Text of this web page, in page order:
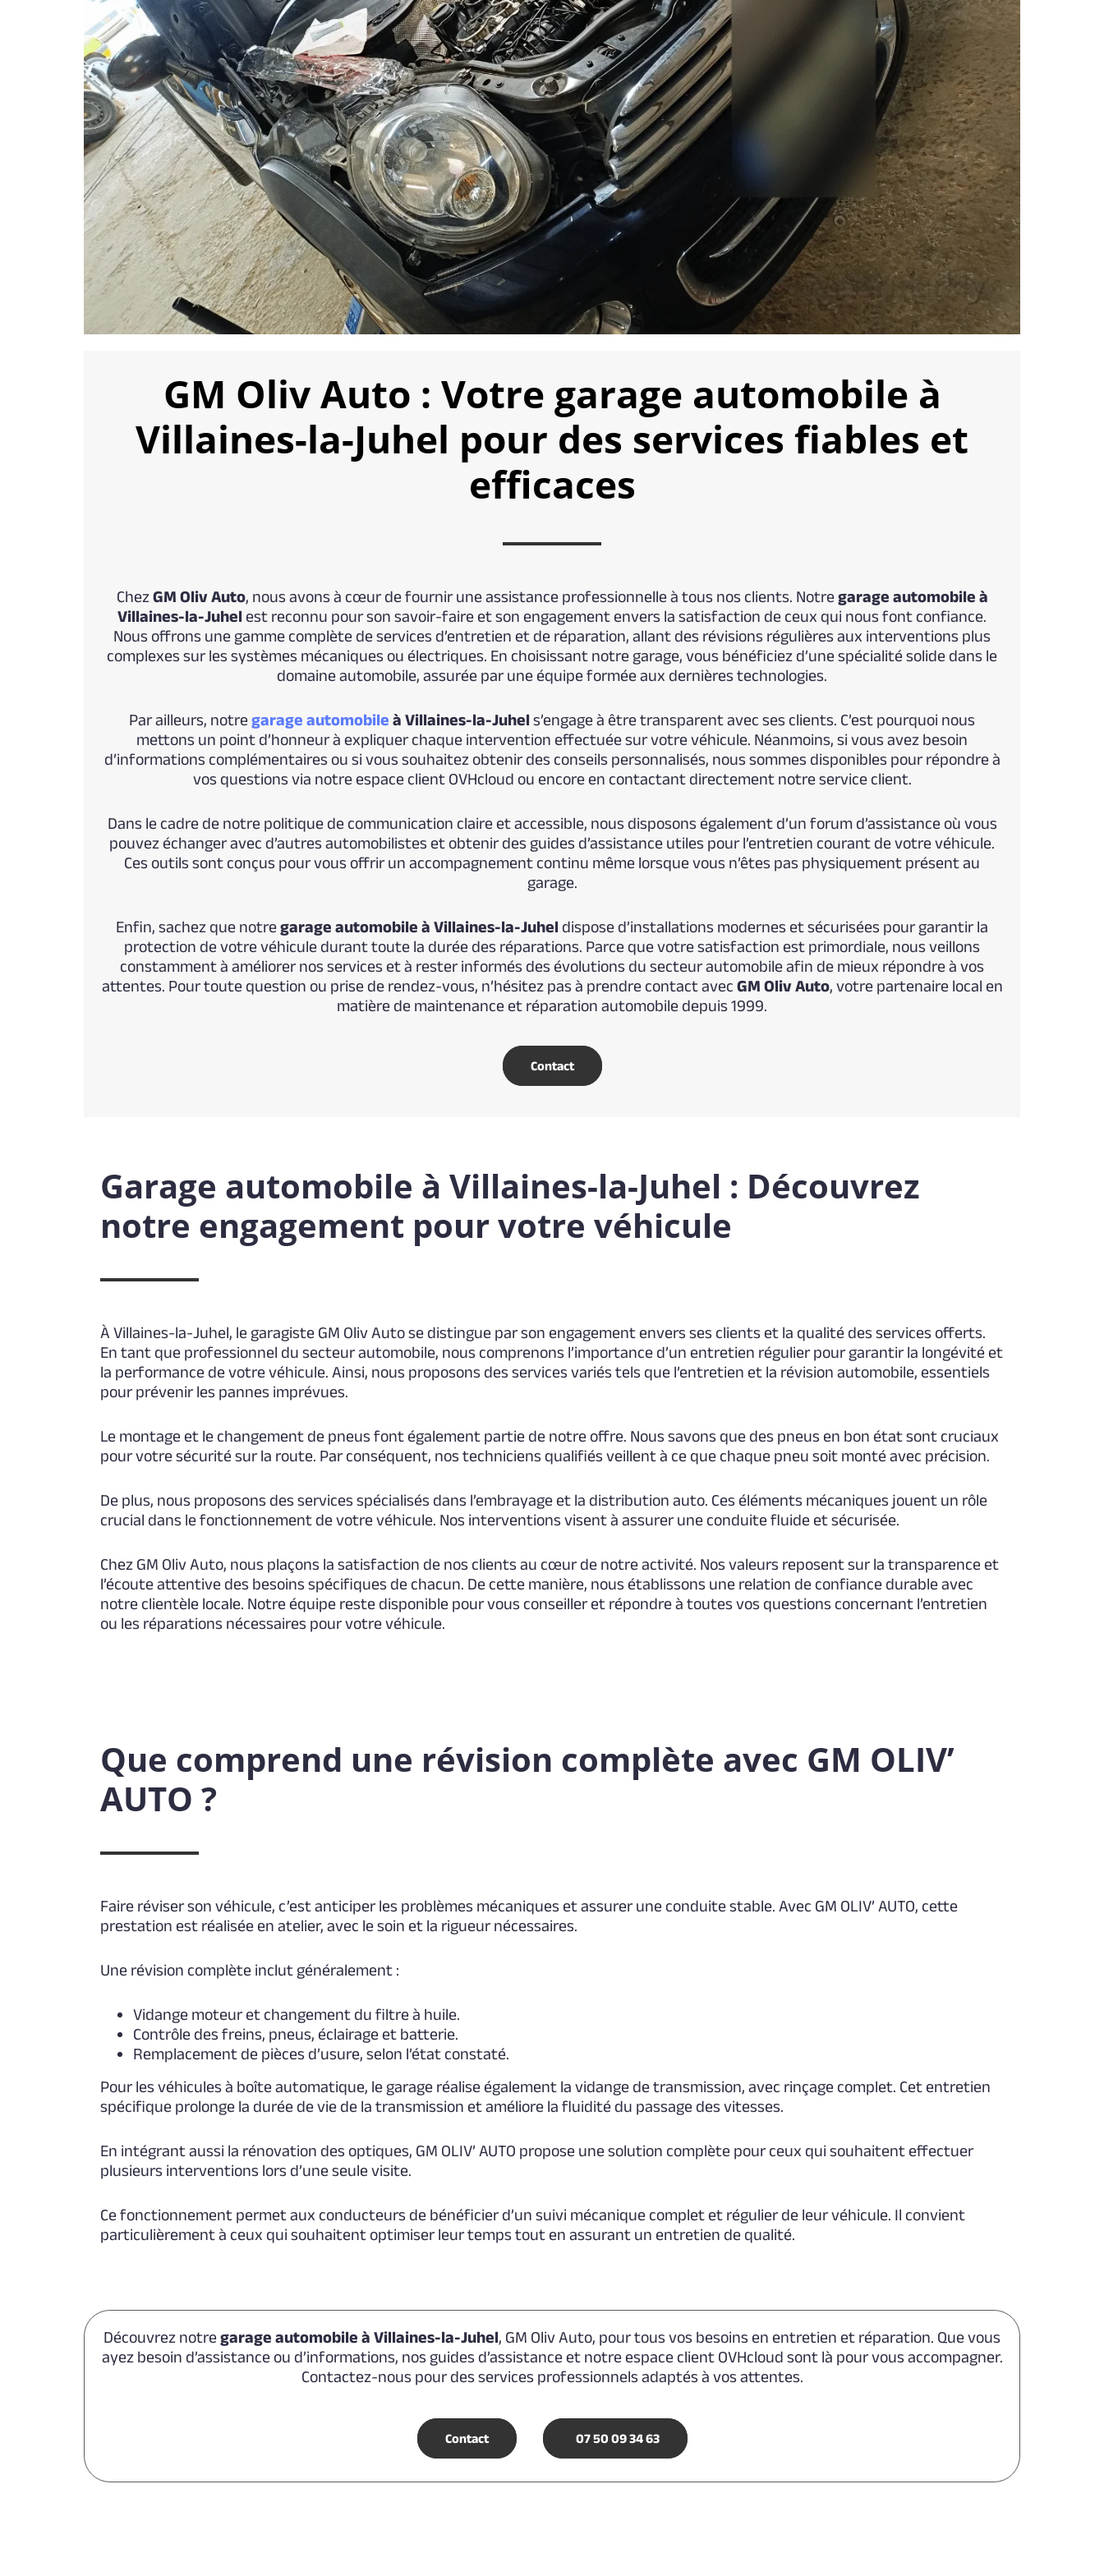
GM Oliv Auto : Votre garage automobile à
Villaines-la-Juhel pour des services fiables et
efficaces
ChezGM Oliv Auto, nous avons à cœur de fournir une assistance professionnelle à tous nos clients. Notregarage automobile à
Villaines-la-Juhel est reconnu pour son savoir-faire et son engagement envers la satisfaction de ceux qui nous font confiance.
Nous offrons une gamme complète de services d’entretien et de réparation, allant des révisions régulières aux interventions plus
complexes sur les systèmes mécaniques ou électriques. En choisissant notre garage, vous bénéficiez d’une spécialité solide dans le
domaine automobile, assurée par une équipe formée aux dernières technologies.
Par ailleurs, notregarage automobile à Villaines-la-Juhel s’engage à être transparent avec ses clients. C’est pourquoi nous
mettons un point d’honneur à expliquer chaque intervention effectuée sur votre véhicule. Néanmoins, si vous avez besoin
d’informations complémentaires ou si vous souhaitez obtenir des conseils personnalisés, nous sommes disponibles pour répondre à
vos questions via notre espace client OVHcloud ou encore en contactant directement notre service client.
Dans le cadre de notre politique de communication claire et accessible, nous disposons également d’un forum d’assistance où vous
pouvez échanger avec d’autres automobilistes et obtenir des guides d’assistance utiles pour l’entretien courant de votre véhicule.
Ces outils sont conçus pour vous offrir un accompagnement continu même lorsque vous n’êtes pas physiquement présent au
garage.
Enfin, sachez que notregarage automobile à Villaines-la-Juhel dispose d’installations modernes et sécurisées pour garantir la
protection de votre véhicule durant toute la durée des réparations. Parce que votre satisfaction est primordiale, nous veillons
constamment à améliorer nos services et à rester informés des évolutions du secteur automobile afin de mieux répondre à vos
attentes. Pour toute question ou prise de rendez-vous, n’hésitez pas à prendre contact avec GM Oliv Auto, votre partenaire local en
matière de maintenance et réparation automobile depuis 1999.
Contact
Garage automobile à Villaines-la-Juhel : Découvrez
notre engagement pour votre véhicule
À Villaines-la-Juhel, le garagiste GM Oliv Auto se distingue par son engagement envers ses clients et la qualité des services offerts.
En tant que professionnel du secteur automobile, nous comprenons l’importance d’un entretien régulier pour garantir la longévité et
la performance de votre véhicule. Ainsi, nous proposons des services variés tels que l’entretien et la révision automobile, essentiels
pour prévenir les pannes imprévues.
Le montage et le changement de pneus font également partie de notre offre. Nous savons que des pneus en bon état sont cruciaux
pour votre sécurité sur la route. Par conséquent, nos techniciens qualifiés veillent à ce que chaque pneu soit monté avec précision.
De plus, nous proposons des services spécialisés dans l’embrayage et la distribution auto. Ces éléments mécaniques jouent un rôle
crucial dans le fonctionnement de votre véhicule. Nos interventions visent à assurer une conduite fluide et sécurisée.
Chez GM Oliv Auto, nous plaçons la satisfaction de nos clients au cœur de notre activité. Nos valeurs reposent sur la transparence et
l’écoute attentive des besoins spécifiques de chacun. De cette manière, nous établissons une relation de confiance durable avec
notre clientèle locale. Notre équipe reste disponible pour vous conseiller et répondre à toutes vos questions concernant l’entretien
ou les réparations nécessaires pour votre véhicule.
Que comprend une révision complète avec GM OLIV’
AUTO ?
Faire réviser son véhicule, c’est anticiper les problèmes mécaniques et assurer une conduite stable. Avec GM OLIV’ AUTO, cette
prestation est réalisée en atelier, avec le soin et la rigueur nécessaires.
Une révision complète inclut généralement :
Vidange moteur et changement du filtre à huile.
Contrôle des freins, pneus, éclairage et batterie.
Remplacement de pièces d’usure, selon l’état constaté.
Pour les véhicules à boîte automatique, le garage réalise également la vidange de transmission, avec rinçage complet. Cet entretien
spécifique prolonge la durée de vie de la transmission et améliore la fluidité du passage des vitesses.
En intégrant aussi la rénovation des optiques, GM OLIV’ AUTO propose une solution complète pour ceux qui souhaitent effectuer
plusieurs interventions lors d’une seule visite.
Ce fonctionnement permet aux conducteurs de bénéficier d’un suivi mécanique complet et régulier de leur véhicule. Il convient
particulièrement à ceux qui souhaitent optimiser leur temps tout en assurant un entretien de qualité.
Découvrez notregarage automobile à Villaines-la-Juhel, GM Oliv Auto, pour tous vos besoins en entretien et réparation. Que vous
ayez besoin d’assistance ou d’informations, nos guides d’assistance et notre espace client OVHcloud sont là pour vous accompagner.
Contactez-nous pour des services professionnels adaptés à vos attentes.
Contact 07 50 09 34 63